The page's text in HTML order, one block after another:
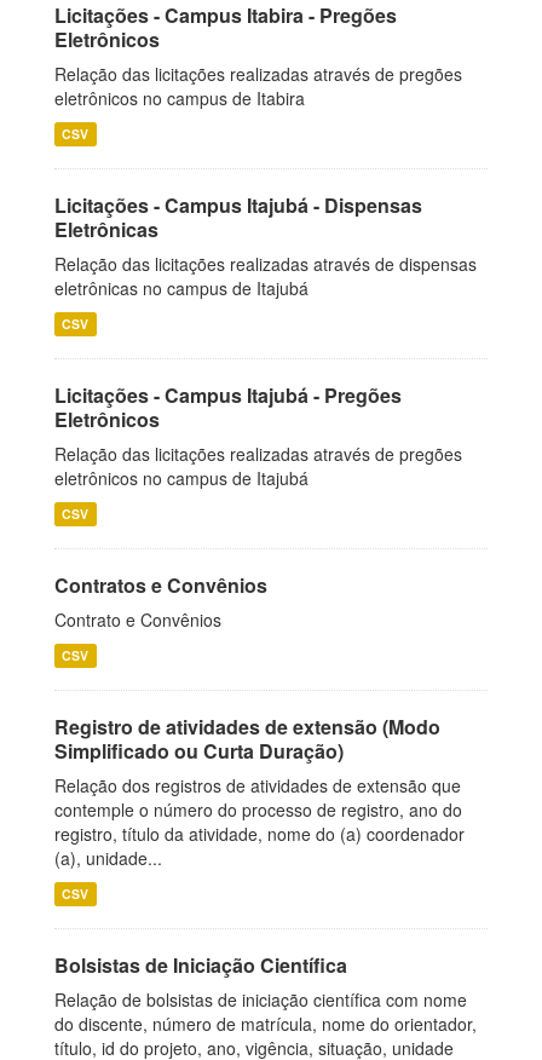
Licitações - Campus Itabira - Pregões
Eletrônicos
Relação das licitações realizadas através de pregões
eletrônicos no campus de Itabira
CSV
Licitações - Campus Itajubá - Dispensas
Eletrônicas
Relação das licitações realizadas através de dispensas
eletrônicas no campus de Itajubá
CSV
Licitações - Campus Itajubá - Pregões
Eletrônicos
Relação das licitações realizadas através de pregões
eletrônicos no campus de Itajubá
CSV
Contratos e Convênios
Contrato e Convênios
CSV
Registro de atividades de extensão (Modo
Simplificado ou Curta Duração)
Relação dos registros de atividades de extensão que
contemple o número do processo de registro, ano do
registro, título da atividade, nome do (a) coordenador
(a), unidade...
CSV
Bolsistas de Iniciação Científica
Relação de bolsistas de iniciação científica com nome
do discente, número de matrícula, nome do orientador,
título, id do projeto, ano, vigência, situação, unidade